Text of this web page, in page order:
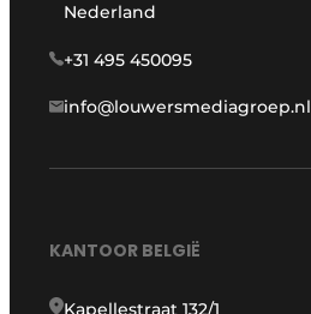
Nederland
+31 495 450095
info@louwersmediagroep.nl
KANTOOR BELGIË
Kapellestraat 132/1